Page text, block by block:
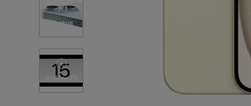
1
Photos
Vidéos